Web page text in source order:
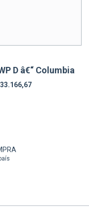
D â€“ Columbia